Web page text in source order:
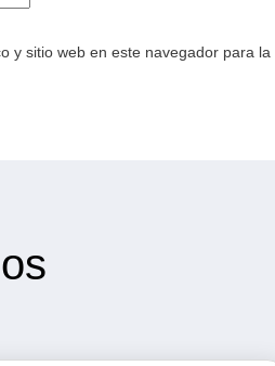
y sitio web en este navegador para